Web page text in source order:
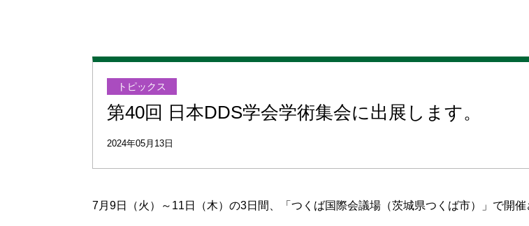
TRINC ビー
トピックス
第40回 日本DDS学会学術集会に出展します。
2024年05月13日
7月9日（火）～11日（木）の3日間、「つくば国際会議場（茨城県つくば市）」で開